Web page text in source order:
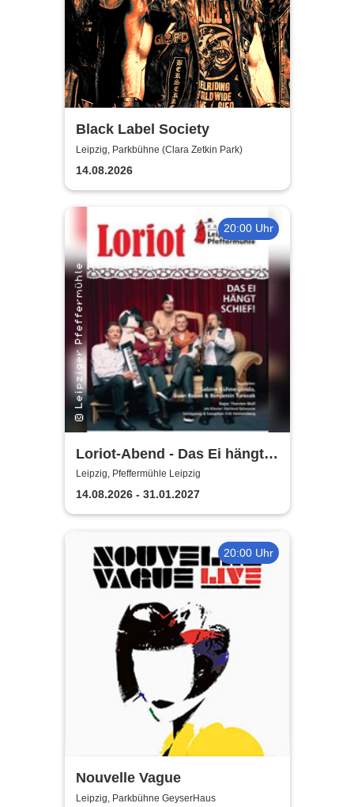
Black Label Society
Leipzig, Parkbühne (Clara Zetkin Park)
14.08.2026
20:00 Uhr
Loriot-Abend - Das Ei hängt
schief | Kabarett Leipziger
Pfeffermühle
Leipzig, Pfeffermühle Leipzig
14.08.2026 - 31.01.2027
20:00 Uhr
Nouvelle Vague
Leipzig, Parkbühne GeyserHaus